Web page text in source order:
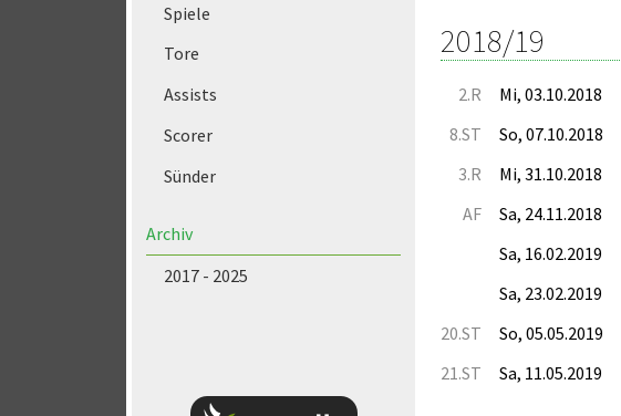
Spiele
Tore
Assists
Scorer
Sünder
Archiv
2017 - 2025
2018/19
2.R Mi, 03.10.2018
8.ST So, 07.10.2018
3.R Mi, 31.10.2018
AF Sa, 24.11.2018
Sa, 16.02.2019
Sa, 23.02.2019
20.ST So, 05.05.2019
21.ST Sa, 11.05.2019